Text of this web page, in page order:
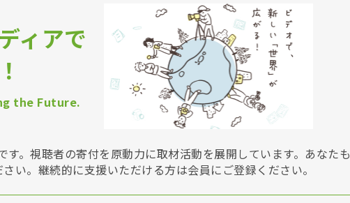
ィアで
the Future.
。視聴者の寄付を原動力に取材活動を展開しています。あなたも
い。継続的に支援いただける方は会員にご登録ください。